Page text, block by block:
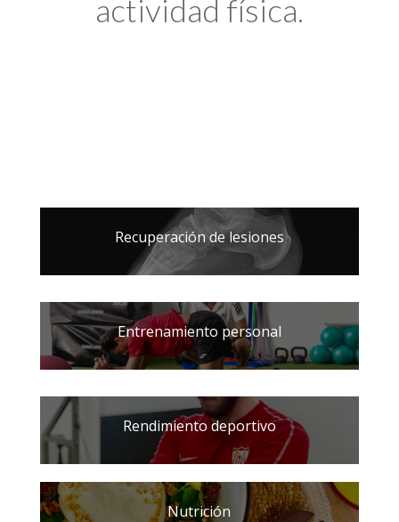
actividad física.
Recuperación de lesiones
Entrenamiento personal
Rendimiento deportivo
Nutrición